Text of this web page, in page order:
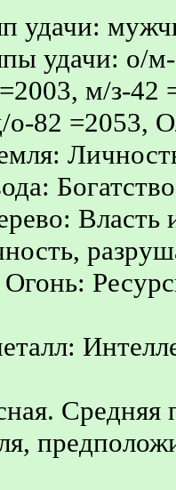
удачи:
удачи: о/м-
м/з-42
о-82 =2053,